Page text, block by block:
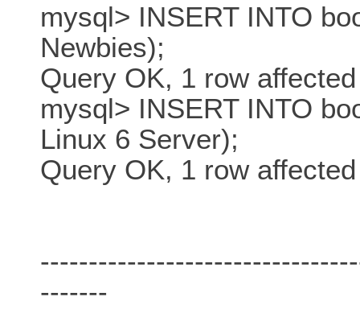
mysql> INSERT INTO
Newbies);
Query OK, 1 row
mysql> INSERT INTO
Linux 6 Server);
Query OK, 1 row
-------